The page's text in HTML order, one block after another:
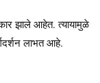
झाले आहेत. त्यायामुळे
लाभत आहे.